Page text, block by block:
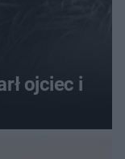
ojciec i